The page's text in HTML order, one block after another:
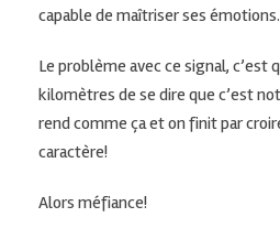
capable de maîtriser ses émotions.
Le problème avec ce signal, c’est
kilomètres de se dire que c’est
rend comme ça et on finit par
caractère!
Alors méfiance!